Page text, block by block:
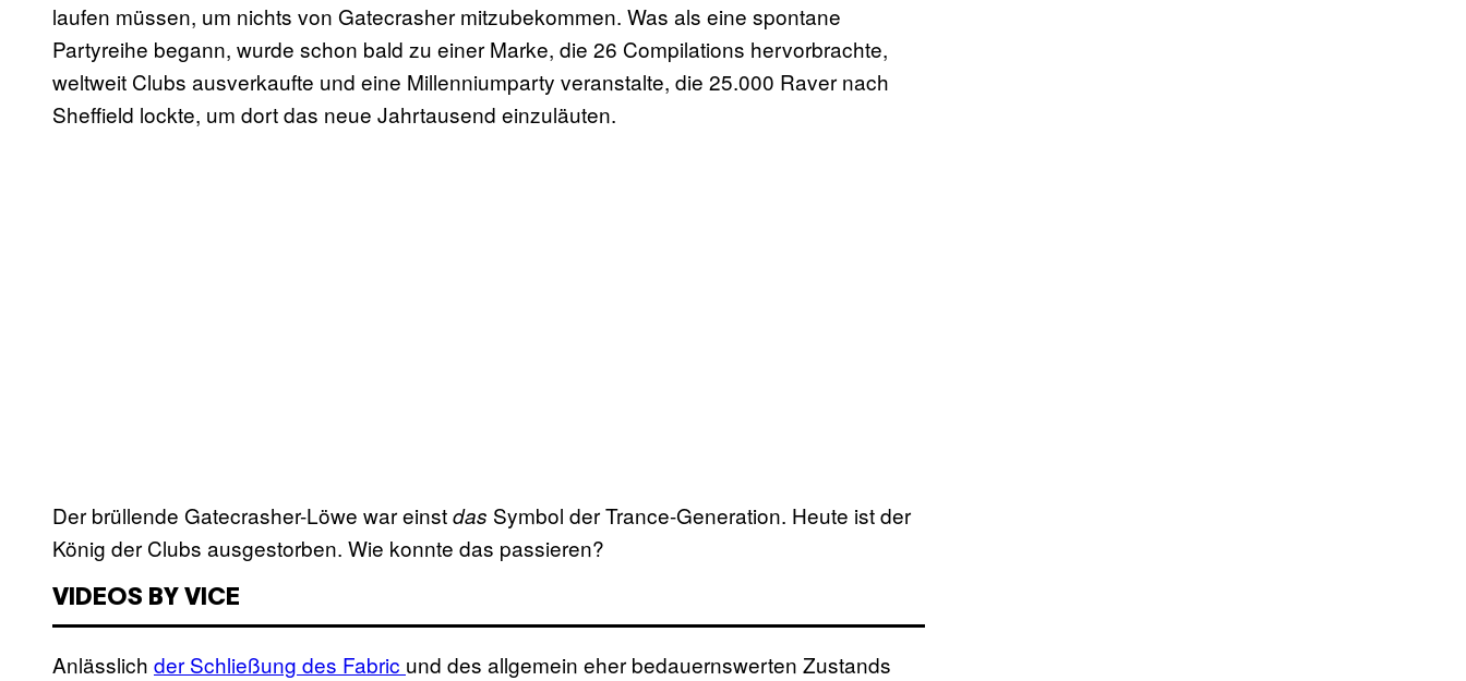
laufen müssen, um nichts von Gatecrasher mitzubekommen. Was als eine spontane
Partyreihe begann, wurde schon bald zu einer Marke, die 26 Compilations hervorbrachte,
weltweit Clubs ausverkaufte und eine Millenniumparty veranstalte, die 25.000 Raver nach
Sheffield lockte, um dort das neue Jahrtausend einzuläuten.
Der brüllende Gatecrasher-Löwe war einstdas Symbol der Trance-Generation. Heute ist der
König der Clubs ausgestorben. Wie konnte das passieren?
VIDEOS BY VICE
Anlässlich der Schließung des Fabric und des allgemein eher bedauernswerten Zustands